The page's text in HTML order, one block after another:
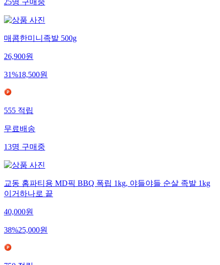
25명구매중
매콤한미니족발 500g
26,900원
31%18,500원
555적립
무료배송
13명구매중
교동 홈파티용 MD픽 BBQ 폭립 1kg, 야들야들 순살 족발 1kg
이거하나로 끝
40,000원
38%25,000원